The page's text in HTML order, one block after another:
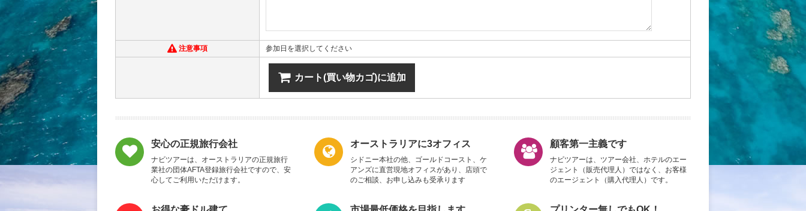
注意事項 参加日を選択してください
カート(買い物カゴ)に追加
安心の正規旅行会社
ナビツアーは、オーストラリアの正規旅行
業社の団体AFTA登録旅行会社ですので、安
心してご利用いただけます。
オーストラリアに3オフィス
シドニー本社の他、ゴールドコースト、ケ
アンズに直営現地オフィスがあり、店頭で
のご相談、お申し込みも受承ります
顧客第一主義です
ナビツアーは、ツアー会社、ホテルのエー
ジェント（販売代理人）ではなく、お客様
のエージェント（購入代理人）です。